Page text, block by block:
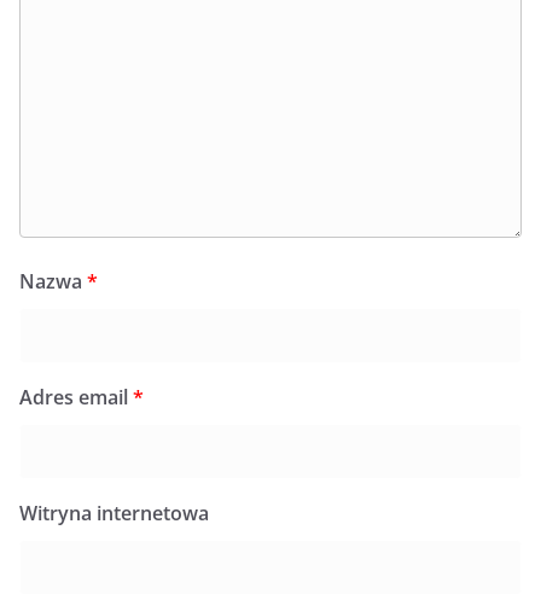
Nazwa *
Adres email*
Witryna internetowa